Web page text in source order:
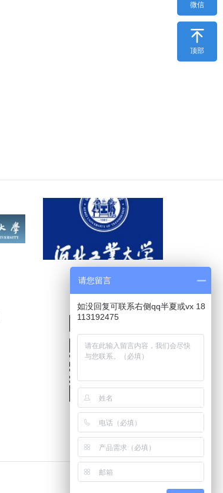
微信公众号
微信

顶部
请您留言
如没回复可联系右侧qq半夏或vx 18
113192475